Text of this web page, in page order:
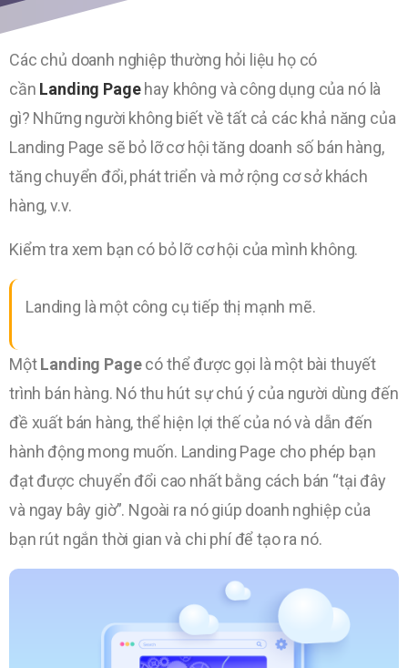
Các chủ doanh nghiệp thường hỏi liệu họ có
cần Landing Pagehay không và công dụng của nó là
gì? Những người không biết về tất cả các khả năng của
Landing Page sẽ bỏ lỡ cơ hội tăng doanh số bán hàng,
tăng chuyển đổi, phát triển và mở rộng cơ sở khách
hàng, v.v.
Kiểm tra xem bạn có bỏ lỡ cơ hội của mình không.
Landing là một công cụ tiếp thị mạnh mẽ.
MộtLanding Pagecó thể được gọi là một bài thuyết
trình bán hàng. Nó thu hút sự chú ý của người dùng đến
đề xuất bán hàng, thể hiện lợi thế của nó và dẫn đến
hành động mong muốn. Landing Page cho phép bạn
đạt được chuyển đổi cao nhất bằng cách bán “tại đây
và ngay bây giờ”. Ngoài ra nó giúp doanh nghiệp của
bạn rút ngắn thời gian và chi phí để tạo ra nó.